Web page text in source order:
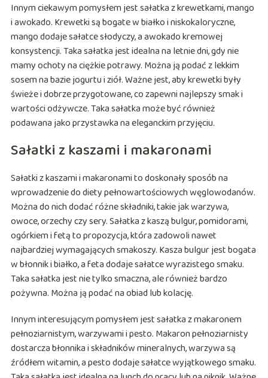
Innym ciekawym pomysłem jest sałatka z krewetkami, mango
i awokado. Krewetki są bogate w białko i niskokaloryczne,
mango dodaje sałatce słodyczy, a awokado kremowej
konsystencji. Taka sałatka jest idealna na letnie dni, gdy nie
mamy ochoty na ciężkie potrawy. Można ją podać z lekkim
sosem na bazie jogurtu i ziół. Ważne jest, aby krewetki były
świeże i dobrze przygotowane, co zapewni najlepszy smak i
wartości odżywcze. Taka sałatka może być również
podawana jako przystawka na eleganckim przyjęciu.
Sałatki z kaszami i makaronami
Sałatki z kaszami i makaronami to doskonały sposób na
wprowadzenie do diety pełnowartościowych węglowodanów.
Można do nich dodać różne składniki, takie jak warzywa,
owoce, orzechy czy sery. Sałatka z kaszą bulgur, pomidorami,
ogórkiem i fetą to propozycja, która zadowoli nawet
najbardziej wymagających smakoszy. Kasza bulgur jest bogata
w błonnik i białko, a feta dodaje sałatce wyrazistego smaku.
Taka sałatka jest nie tylko smaczna, ale również bardzo
pożywna. Można ją podać na obiad lub kolację.
Innym interesującym pomysłem jest sałatka z makaronem
pełnoziarnistym, warzywami i pesto. Makaron pełnoziarnisty
dostarcza błonnika i składników mineralnych, warzywa są
źródłem witamin, a pesto dodaje sałatce wyjątkowego smaku.